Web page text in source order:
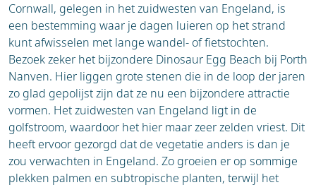
Cornwall, gelegen in het zuidwesten van Engeland, is
een bestemming waar je dagen luieren op het strand
kunt afwisselen met lange wandel- of fietstochten.
Bezoek zeker het bijzondere Dinosaur Egg Beach bij Porth
Nanven. Hier liggen grote stenen die in de loop der jaren
zo glad gepolijst zijn dat ze nu een bijzondere attractie
vormen. Het zuidwesten van Engeland ligt in de
golfstroom, waardoor het hier maar zeer zelden vriest. Dit
heeft ervoor gezorgd dat de vegetatie anders is dan je
zou verwachten in Engeland. Zo groeien er op sommige
plekken palmen en subtropische planten, terwijl het